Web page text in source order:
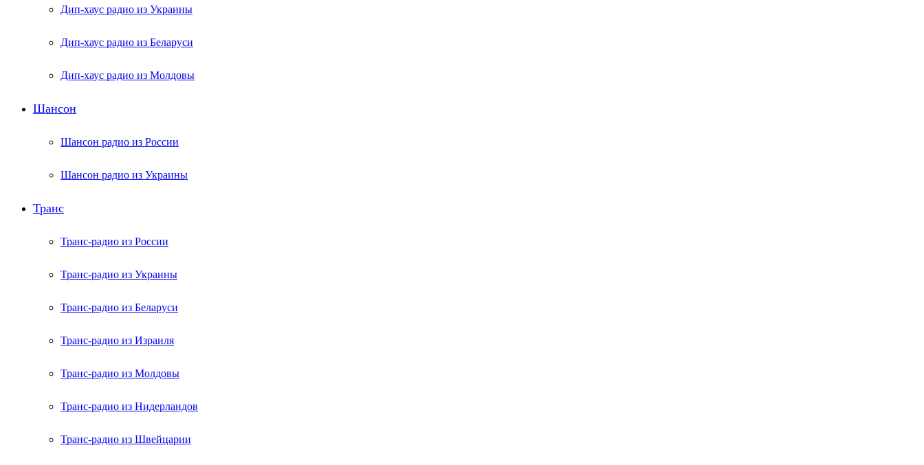
Дип-хаус радио из Украины
Дип-хаус радио из Беларуси
Дип-хаус радио из Молдовы
Шансон
Шансон радио из России
Шансон радио из Украины
Транс
Транс-радио из России
Транс-радио из Украины
Транс-радио из Беларуси
Транс-радио из Израиля
Транс-радио из Молдовы
Транс-радио из Нидерландов
Транс-радио из Швейцарии